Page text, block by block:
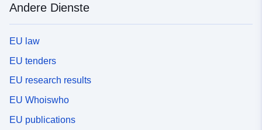
Andere Dienste
EU law
EU tenders
EU research results
EU Whoiswho
EU publications